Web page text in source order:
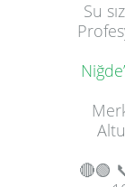
Su
🔴🟢